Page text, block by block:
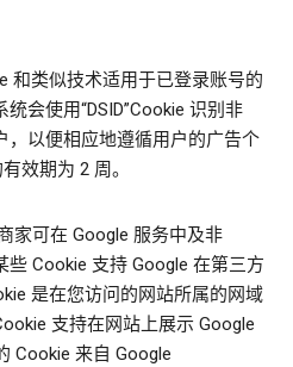
和类似技术适用于已登录账号的
会使用“DSID”Cookie 识别非
，以便相应地遵循用户的广告个
效期为 2 周。
家可在 Google 服务中及非
Cookie 支持 Google 在第三方
是在您访问的网站所属的网域
支持在网站上展示 Google
Cookie 来自 Google